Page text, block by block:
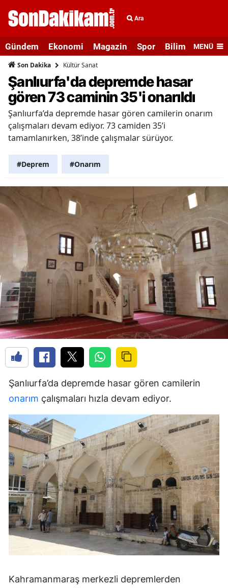
Ara
Gündem Ekonomi Magazin Spor Bilim veMENÜ
Son Dakika Kültür Sanat
Şanlıurfa'da depremde hasar
gören 73 caminin 35'i onarıldı
Şanlıurfa’da depremde hasar gören camilerin onarım
çalışmaları devam ediyor. 73 camiden 35’i
tamamlanırken, 38’inde çalışmalar sürüyor.
#Deprem #Onarım
Şanlıurfa’da depremde hasar gören camilerin
onarım çalışmaları hızla devam ediyor.
Kahramanmaraş merkezli depremlerden